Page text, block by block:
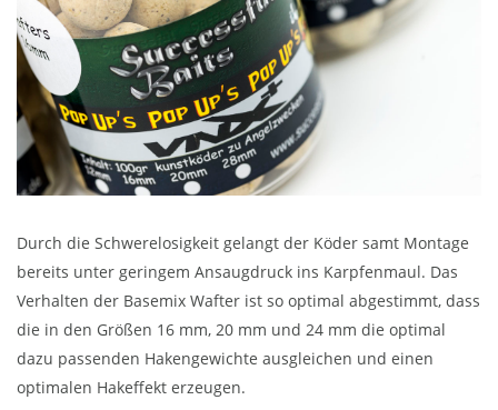
Durch die Schwerelosigkeit gelangt der Köder samt Montage
bereits unter geringem Ansaugdruck ins Karpfenmaul. Das
Verhalten der Basemix Wafter ist so optimal abgestimmt, dass
die in den Größen 16 mm, 20 mm und 24 mm die optimal
dazu passenden Hakengewichte ausgleichen und einen
optimalen Hakeffekt erzeugen.